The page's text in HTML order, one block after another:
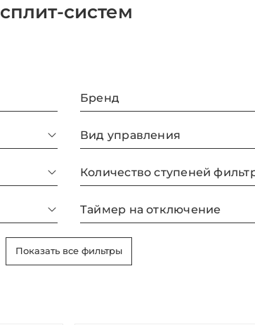
систем
Бренд
Вид управления
Таймер на отключение
Показать все фильтры